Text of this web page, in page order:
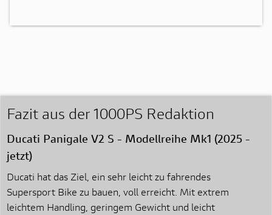
Fazit aus der 1000PS Redaktion
Ducati Panigale V2 S - Modellreihe Mk1 (2025 -
jetzt)
Ducati hat das Ziel, ein sehr leicht zu fahrendes
Supersport Bike zu bauen, voll erreicht. Mit extrem
leichtem Handling, geringem Gewicht und leicht